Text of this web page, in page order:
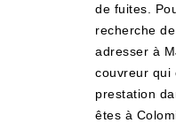
de fuites.
recherche
adresser à
couvreur qui
prestation
êtes à